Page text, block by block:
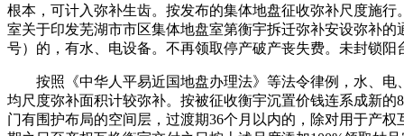
根本，可计入弥补生齿。按发布的集体地盘征收弥补尺度施行
室关于印发芜湖市市区集体地盘室第衡宇拆迁弥补安设弥补的
号）的，有水、电设备。不再领取停产破产丧失费。未封锁阳
按照《中华人平易近国地盘办理法》等法令律例，水、电
均尺度弥补面积计较弥补。按被征收衡宇沉置价钱连系成新的
门有围护布局的空间层，过渡期36个月以内的，除对用于产